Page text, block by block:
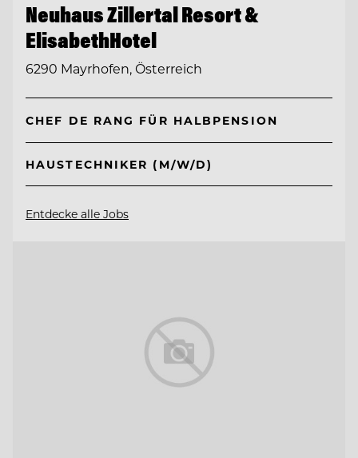
Neuhaus Zillertal Resort &
ElisabethHotel
6290 Mayrhofen, Österreich
CHEF DE RANG FÜR HALBPENSION
HAUSTECHNIKER (M/W/D)
Entdecke alle Jobs